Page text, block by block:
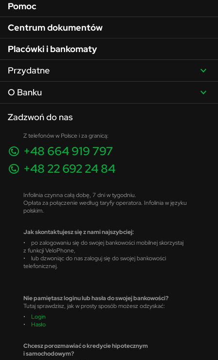
Pomoc
Centrum dokumentów
Placówki i bankomaty
Przydatne
O Banku
Zadzwoń do nas
Z telefonów w Polsce i za granicą:
+48 664 919 797
+48 22 692 24 84
Infolinia czynna całą dobę, 7 dni w tygodniu.
Opłata za połączenie według taryfy operatora. Infolinia w języku
polskim.
Jak skontaktujesz się z nami najszybciej:
• po zalogowaniu się do swojej bankowości mobilnej skorzystaj
z funkcji VeloPhone,
• lub dzwoniąc do nas zaloguj się do swojej bankowości
telefonicznej.
Nie pamiętasz loginu lub hasła do swojej bankowości?
Tutaj sprawdzisz, jak w prosty sposób możesz odzyskać:
• Login
• Hasło
Chcesz porozmawiać o kredycie hipotecznym
i samochodowym?